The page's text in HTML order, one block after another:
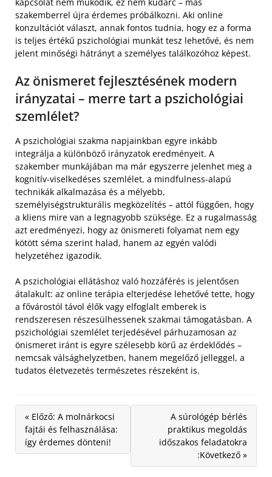
kapcsolat nem működik, ez nem kudarc – más
szakemberrel újra érdemes próbálkozni. Aki online
konzultációt választ, annak fontos tudnia, hogy ez a forma
is teljes értékű pszichológiai munkát tesz lehetővé, és nem
jelent minőségi hátrányt a személyes találkozóhoz képest.
Az önismeret fejlesztésének modern
irányzatai – merre tart a pszichológiai
szemlélet?
A pszichológiai szakma napjainkban egyre inkább
integrálja a különböző irányzatok eredményeit. A
szakember munkájában ma már egyszerre jelenhet meg a
kognitív-viselkedéses szemlélet, a mindfulness-alapú
technikák alkalmazása és a mélyebb,
személyiségstrukturális megközelítés – attól függően, hogy
a kliens mire van a legnagyobb szüksége. Ez a rugalmasság
azt eredményezi, hogy az önismereti folyamat nem egy
kötött séma szerint halad, hanem az egyén valódi
helyzetéhez igazodik.
A pszichológiai ellátáshoz való hozzáférés is jelentősen
átalakult: az online terápia elterjedése lehetővé tette, hogy
a fővárostól távol élők vagy elfoglalt emberek is
rendszeresen részesülhessenek szakmai támogatásban. A
pszichológiai szemlélet terjedésével párhuzamosan az
önismeret iránt is egyre szélesebb körű az érdeklődés –
nemcsak válsághelyzetben, hanem megelőző jelleggel, a
tudatos életvezetés természetes részeként is.
« Előző: A molnárkocsi
fajtái és felhasználása:
így érdemes dönteni!
A súrológép bérlés
praktikus megoldás
időszakos feladatokra
:Következő »